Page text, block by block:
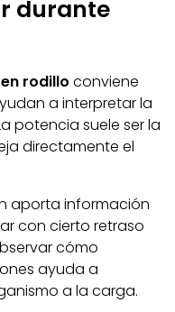
durante
rodillo conviene
a interpretar la
potencia suele ser la
directamente el
aporta información
con cierto retraso
cómo
ayuda a
a la carga.